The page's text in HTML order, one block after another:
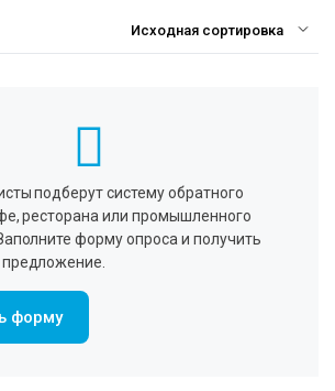
подберут систему обратного
ресторана или промышленного
форму опроса и получить
форму